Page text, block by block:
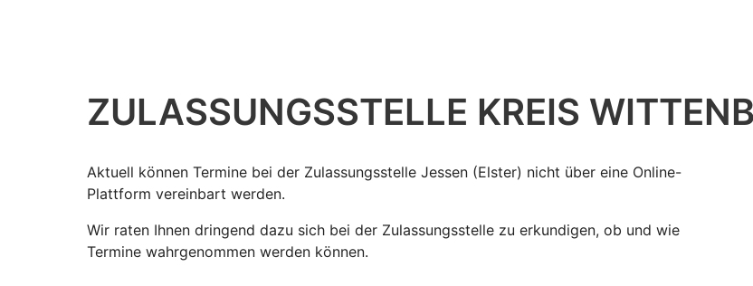
ZULASSUNGS­STELLE KREIS
Aktuell können Termine bei der Zulassungsstelle Jessen (Elster) nicht über eine Online-
Plattform vereinbart werden.
Wir raten Ihnen dringend dazu sich bei der Zulassungsstelle zu erkundigen, ob und wie
Termine wahrgenommen werden können.